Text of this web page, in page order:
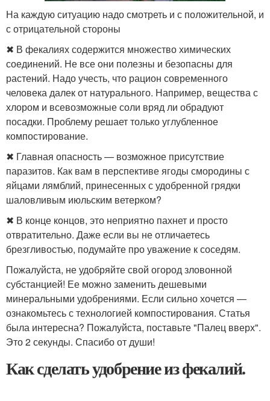
На каждую ситуацию надо смотреть и с положительной, и
с отрицательной стороны
✖ В фекалиях содержится множество химических
соединений. Не все они полезны и безопасны для
растений. Надо учесть, что рацион современного
человека далек от натурального. Например, вещества с
хлором и всевозможные соли вряд ли обрадуют
посадки. Проблему решает только углубленное
компостирование.
✖ Главная опасность — возможное присутствие
паразитов. Как вам в перспективе ягоды смородины с
яйцами лямблий, принесенных с удобренной грядки
шаловливым июльским ветерком?
✖ В конце концов, это неприятно пахнет и просто
отвратительно. Даже если вы не отличаетесь
брезгливостью, подумайте про уважение к соседям.
Пожалуйста, не удобряйте свой огород зловонной
субстанцией! Ее можно заменить дешевыми
минеральными удобрениями. Если сильно хочется —
ознакомьтесь с технологией компостирования. Статья
была интересна? Пожалуйста, поставьте "Палец вверх".
Это 2 секунды. Спасибо от души!
Как сделать удобрение из фекалий.